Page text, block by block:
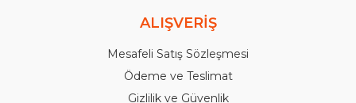
ALIŞVERİŞ
Mesafeli Satış Sözleşmesi
Ödeme ve Teslimat
Gizlilik ve Güvenlik